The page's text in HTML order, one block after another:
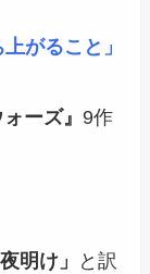
がること」
ーズ』 9作
明け」
と訳